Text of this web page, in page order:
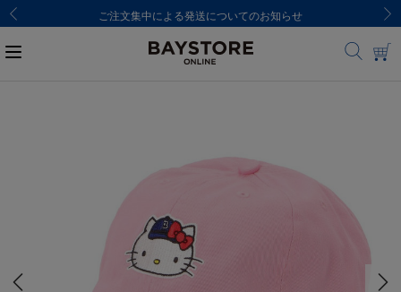
ご注文集中による発送についてのお知らせ